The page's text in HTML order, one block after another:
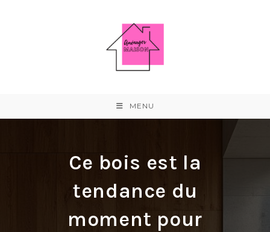
MENU
Ce bois est la
tendance du
moment pour